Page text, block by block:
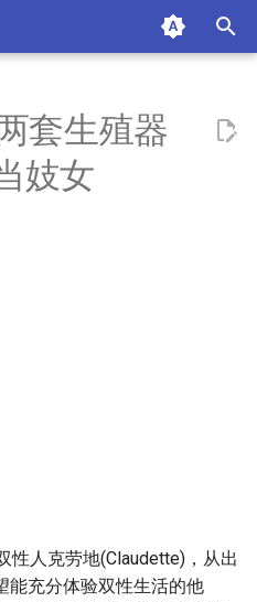
套生殖器
妓女
性人克劳地(Claudette)，从出
能充分体验双性生活的他